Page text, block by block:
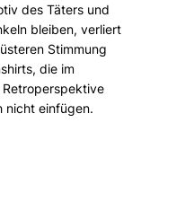
des Täters und
bleiben, verliert
Stimmung
die im
nicht einfügen.